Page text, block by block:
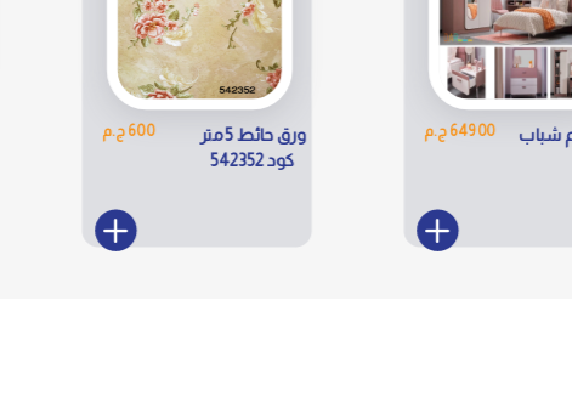
ورق حائط 5 متر 600 ج.م ورق حائط 5 متر
كود 26306
600 ج.م